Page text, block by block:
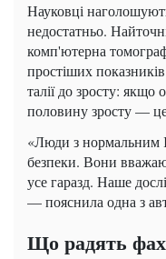
Науковці
недостатньо.
комп'ютерна
простіших
талії до зросту: якщо
половину зросту — це
«Люди з нормальним
безпеки. Вони
усе гаразд. Наше
— пояснила одна з
Що радять